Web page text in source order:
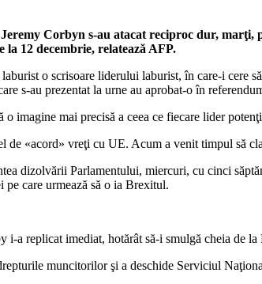
Corbyn s-au atacat reciproc dur, marţi,
12 decembrie, relatează AFP.
o scrisoare liderului laburist, în care-i cere
s-au prezentat la urne au aprobat-o în
imagine mai precisă a ceea ce fiecare lider
de «acord» vreţi cu UE. Acum a venit timpul să
dizolvării Parlamentului, miercuri, cu cinci
pe care urmează să o ia Brexitul.
a replicat imediat, hotărât să-i smulgă cheia de
muncitorilor şi a deschide Serviciul